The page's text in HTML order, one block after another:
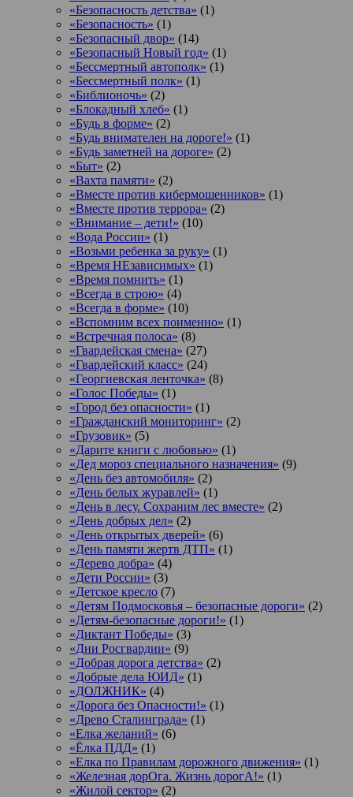
«Безопасность детства» (1)
«Безопасность» (1)
«Безопасный двор» (14)
«Безопасный Новый год» (1)
«Бессмертный автополк» (1)
«Бессмертный полк» (1)
«Библионочь» (2)
«Блокадный хлеб» (1)
«Будь в форме» (2)
«Будь внимателен на дороге!» (1)
«Будь заметней на дороге» (2)
«Быт» (2)
«Вахта памяти» (2)
«Вместе против кибермошенников» (1)
«Вместе против террора» (2)
«Внимание – дети!» (10)
«Вода России» (1)
«Возьми ребенка за руку» (1)
«Время НЕзависимых» (1)
«Время помнить» (1)
«Всегда в строю» (4)
«Всегда в форме» (10)
«Вспомним всех поименно» (1)
«Встречная полоса» (8)
«Гвардейская смена» (27)
«Гвардейский класс» (24)
«Георгиевская ленточка» (8)
«Голос Победы» (1)
«Город без опасности» (1)
«Гражданский мониторинг» (2)
«Грузовик» (5)
«Дарите книги с любовью» (1)
«Дед мороз специального назначения» (9)
«День без автомобиля» (2)
«День белых журавлей» (1)
«День в лесу. Сохраним лес вместе» (2)
«День добрых дел» (2)
«День открытых дверей» (6)
«День памяти жертв ДТП» (1)
«Дерево добра» (4)
«Дети России» (3)
«Детское кресло (7)
«Детям Подмосковья – безопасные дороги» (2)
«Детям-безопасные дороги!» (1)
«Диктант Победы» (3)
«Дни Росгвардии» (9)
«Добрая дорога детства» (2)
«Добрые дела ЮИД» (1)
«ДОЛЖНИК» (4)
«Дорога без Опасности!» (1)
«Древо Сталинграда» (1)
«Елка желаний» (6)
«Ёлка ПДД» (1)
«Елка по Правилам дорожного движения» (1)
«Железная дорОга. Жизнь дорогА!» (1)
«Жилой сектор» (2)